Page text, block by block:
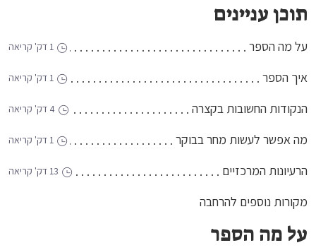
תוכן עניינים
על מה הספר
איך הספר
הנקודות החשובות בקצרה
מה אפשר לעשות מחר בבוקר
הרעיונות המרכזיים
מקורות נוספים להרחבה
על מה הספר